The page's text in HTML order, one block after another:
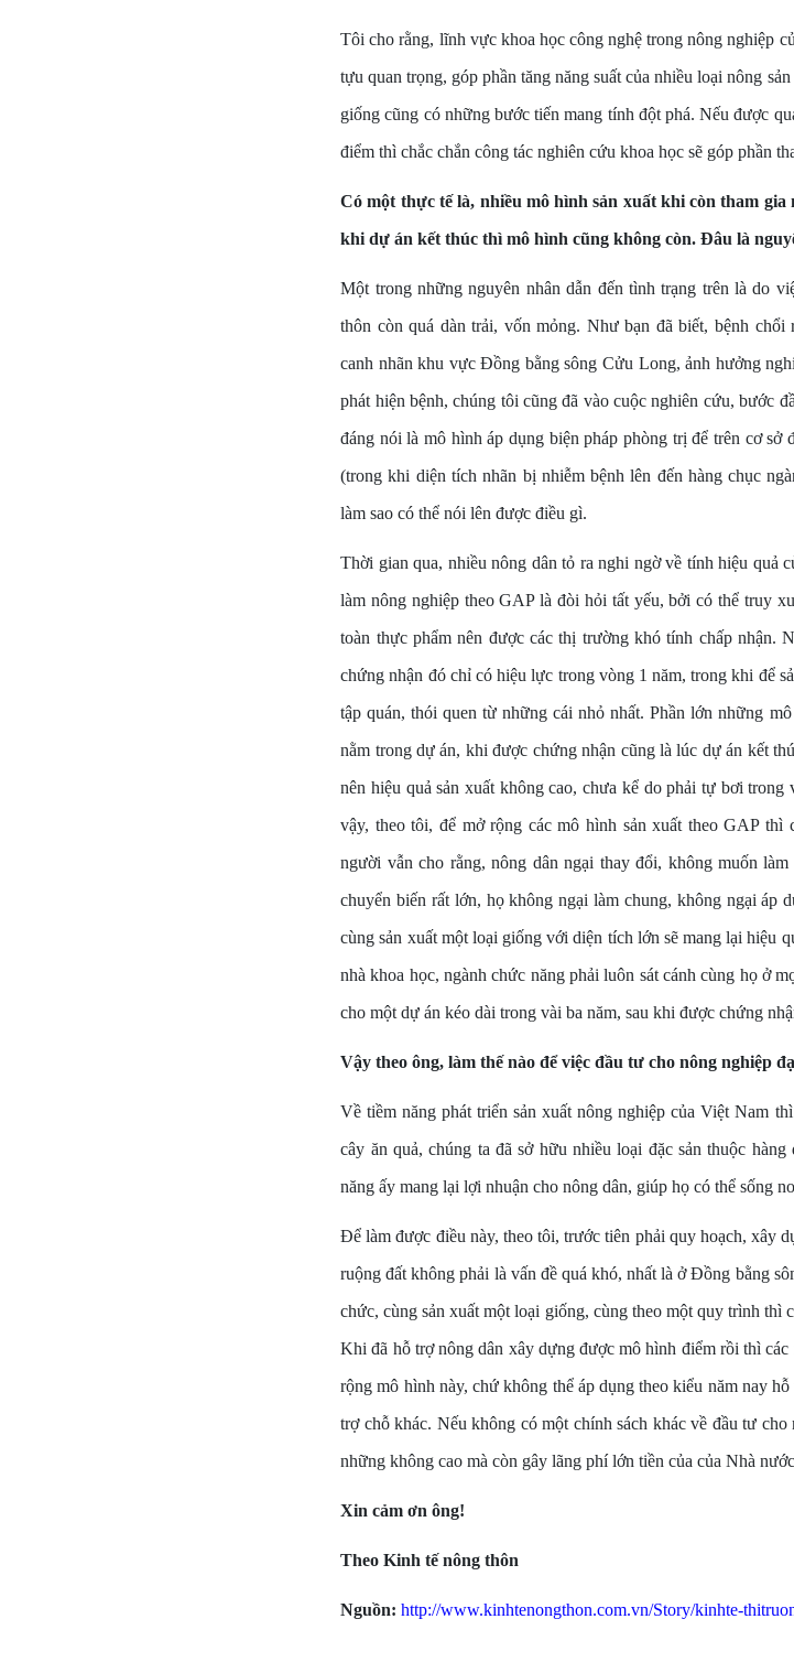
Tôi cho rằng, lĩnh vực khoa học công nghệ trong nông nghiệp
tựu quan trọng, góp phần tăng năng suất của nhiều loại nông
giống cũng có những bước tiến mang tính đột phá. Nếu được
điểm thì chắc chắn công tác nghiên cứu khoa học sẽ góp phần
Có một thực tế là, nhiều mô hình sản xuất khi còn tham
khi dự án kết thúc thì mô hình cũng không còn. Đâu là
Một trong những nguyên nhân dẫn đến tình trạng trên là do
thôn còn quá dàn trải, vốn mỏng. Như bạn đã biết, bệnh
canh nhãn khu vực Đồng bằng sông Cửu Long, ảnh hưởng
phát hiện bệnh, chúng tôi cũng đã vào cuộc nghiên cứu, bước
đáng nói là mô hình áp dụng biện pháp phòng trị để trên cơ
(trong khi diện tích nhãn bị nhiễm bệnh lên đến hàng chục
làm sao có thể nói lên được điều gì.
Thời gian qua, nhiều nông dân tỏ ra nghi ngờ về tính hiệu quả
làm nông nghiệp theo GAP là đòi hỏi tất yếu, bởi có thể truy
toàn thực phẩm nên được các thị trường khó tính chấp nhận.
chứng nhận đó chỉ có hiệu lực trong vòng 1 năm, trong khi để
tập quán, thói quen từ những cái nhỏ nhất. Phần lớn những
nằm trong dự án, khi được chứng nhận cũng là lúc dự án kết
nên hiệu quả sản xuất không cao, chưa kể do phải tự bơi
vậy, theo tôi, để mở rộng các mô hình sản xuất theo GAP
người vẫn cho rằng, nông dân ngại thay đổi, không muốn
chuyển biến rất lớn, họ không ngại làm chung, không ngại áp
cùng sản xuất một loại giống với diện tích lớn sẽ mang lại hiệu
nhà khoa học, ngành chức năng phải luôn sát cánh cùng họ ở
cho một dự án kéo dài trong vài ba năm, sau khi được chứng
Vậy theo ông, làm thế nào để việc đầu tư cho nông nghiệp
Về tiềm năng phát triển sản xuất nông nghiệp của Việt Nam
cây ăn quả, chúng ta đã sở hữu nhiều loại đặc sản thuộc
năng ấy mang lại lợi nhuận cho nông dân, giúp họ có thể sống
Để làm được điều này, theo tôi, trước tiên phải quy hoạch, xây
ruộng đất không phải là vấn đề quá khó, nhất là ở Đồng bằng
chức, cùng sản xuất một loại giống, cùng theo một quy trình thì
Khi đã hỗ trợ nông dân xây dựng được mô hình điểm rồi thì
rộng mô hình này, chứ không thể áp dụng theo kiểu năm nay
trợ chỗ khác. Nếu không có một chính sách khác về đầu tư
những không cao mà còn gây lãng phí lớn tiền của của Nhà
Xin cảm ơn ông!
Theo Kinh tế nông thôn
Nguồn:http://www.kinhtenongthon.com.vn/Story/kinhte-